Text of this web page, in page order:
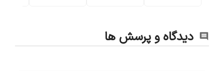
دیدگاه و پرسش ها